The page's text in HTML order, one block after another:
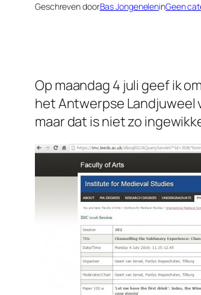
Geschreven doorBas JongeneleninGeen
Op maandag 4 juli geef ik
het Antwerpse Landjuweel
maar dat is niet zo